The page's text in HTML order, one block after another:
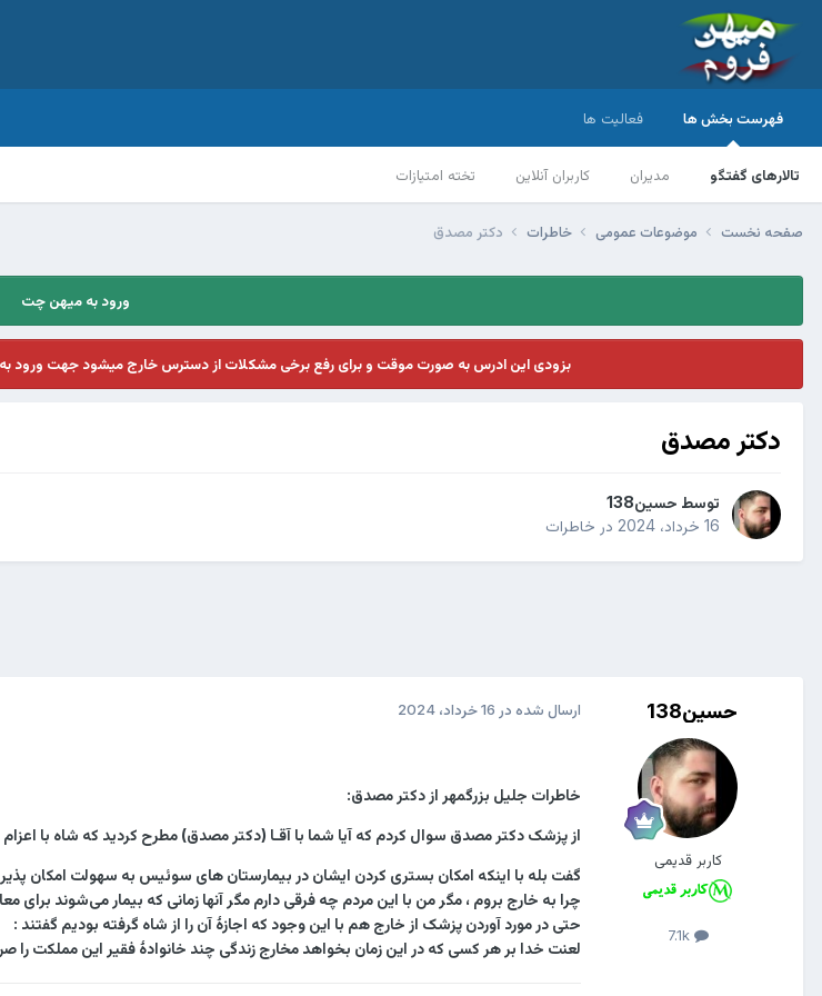
فهرست بخش ها
تالارهای گفتگو مدیران کاربران آنلاین تخته امتیازات
فعالیت ها
صفحه نخست موضوعات عمومی خاطرات دکتر مصدق
ورود به میهن چت
بزودی این ادرس به صورت موقت و برای رفع برخی مشکلات از دسترس خارج میشود جهت ورود
دکتر مصدق
توسط حسین138
16 خرداد، 2024
در خاطرات
حسین138
کاربر قدیمی
7.1k
ارسال شده در 16 خرداد، 2024
خاطرات جلیل بزرگمهر از دکتر مصدق:
از پزشک دکتر مصدق سوال کردم که آیا شما با آقـا (دکتر مصدق) مطرح کردید که شاه با
گفت بله با اینکه امکان بستری کردن ایشان در بیمارستان ‌های سوئیس به سهولت امکان
چرا به خارج بروم ، مگر من با این مردم چه فرقی دارم مگر آنها زمانی که بیمار می‌شوند برای
حتی در مورد آوردن پزشک از خارج هم با این وجود که اجازۀ آن را از شاه گرفته بودیم گفتند :
لعنت خدا بر هر کسی که در این زمان بخواهد مخارج زندگی چند خانوادۀ فقیر این مملکت را